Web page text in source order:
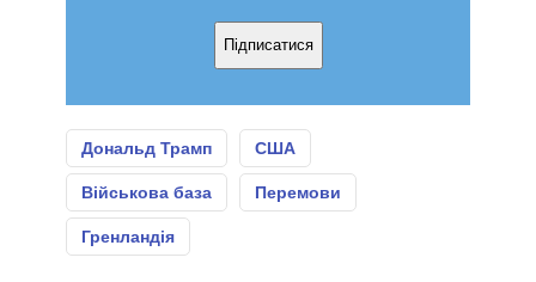
Підписатися
Дональд Трамп США
Військова база Перемови
Гренландія